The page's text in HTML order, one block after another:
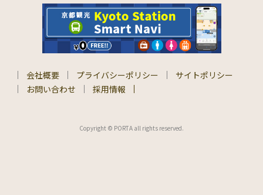
会社概要 プライバシーポリシー
サイトポリシー
お問い合わせ
採用情報
Copyright © PORTA all rights reserved.